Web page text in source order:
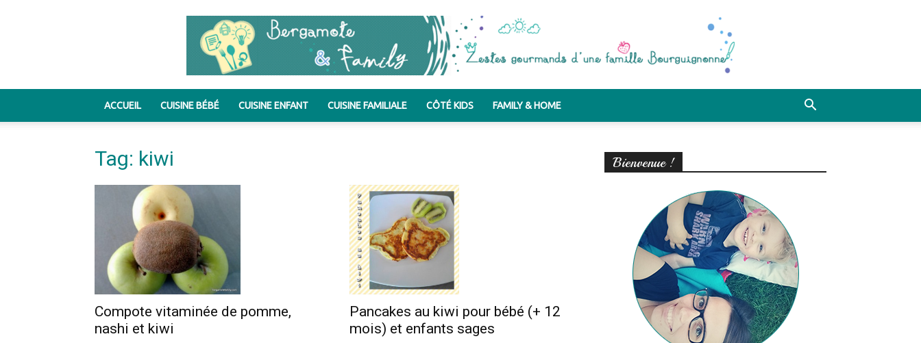
ACCUEIL CUISINE BÉBÉ CUISINE ENFANT CUISINE FAMILIALE CÔTÉ KIDS FAMILY & HOME
Tag: kiwi
Compote vitaminée de pomme,
nashi et kiwi
Pancakes au kiwi pour bébé (+ 12
mois) et enfants sages
Bienvenue !